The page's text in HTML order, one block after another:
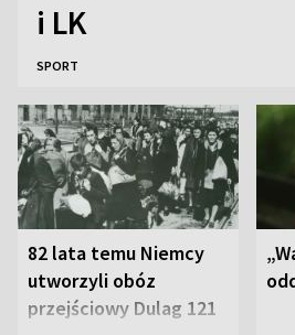
i LK
SPORT
82 lata temu Niemcy
utworzyli obóz
przejściowy Dulag 121